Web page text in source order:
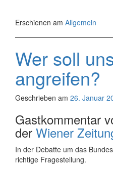
Erschienen am Allgemein
Wer soll
angreifen?
Geschrieben am 26. Januar
Gastkommentar
der Wiener
In der Debatte um das
richtige Fragestellung.